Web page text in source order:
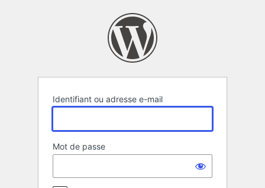
Identifiant ou adresse e-mail
Mot de passe